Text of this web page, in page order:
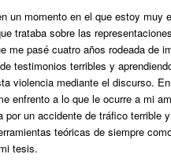
un momento en el que estoy muy
trataba sobre las
me pasé cuatro años rodeada de
testimonios terribles y
violencia mediante el discurso.
enfrento a lo que le ocurre a mi
por un accidente de tráfico terrible
teóricas de siempre
tesis.